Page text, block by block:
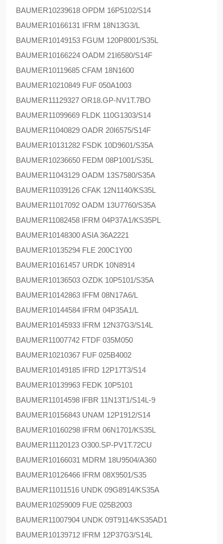
BAUMER10239618 OPDM 16P5102/S14
BAUMER10166131 IFRM 18N13G3/L
BAUMER10149153 FGUM 120P8001/S35L
BAUMER10166224 OADM 21I6580/S14F
BAUMER10119685 CFAM 18N1600
BAUMER10210849 FUF 050A1003
BAUMER11129327 OR18.GP-NV1T.7BO
BAUMER11099669 FLDK 110G1303/S14
BAUMER11040829 OADR 20I6575/S14F
BAUMER10131282 FSDK 10D9601/S35A
BAUMER10236650 FEDM 08P1001/S35L
BAUMER11043129 OADM 13S7580/S35A
BAUMER11039126 CFAK 12N1140/KS35L
BAUMER11017092 OADM 13U7760/S35A
BAUMER11082458 IFRM 04P37A1/KS35PL
BAUMER10148300 ASIA 36A2221
BAUMER10135294 FLE 200C1Y00
BAUMER10161457 URDK 10N8914
BAUMER10136503 OZDK 10P5101/S35A
BAUMER10142863 IFFM 08N17A6/L
BAUMER10144584 IFRM 04P35A1/L
BAUMER10145933 IFRM 12N37G3/S14L
BAUMER11007742 FTDF 035M050
BAUMER10210367 FUF 025B4002
BAUMER10149185 IFRD 12P17T3/S14
BAUMER10139963 FEDK 10P5101
BAUMER11014598 IFBR 11N13T1/S14L-9
BAUMER10156843 UNAM 12P1912/S14
BAUMER10160298 IFRM 06N1701/KS35L
BAUMER11120123 O300.SP-PV1T.72CU
BAUMER10166031 MDRM 18U9504/A360
BAUMER10126466 IFRM 08X9501/S35
BAUMER11011516 UNDK 09G8914/KS35A
BAUMER10259009 FUE 025B2003
BAUMER11007904 UNDK 09T9114/KS35AD1
BAUMER10139712 IFRM 12P37G3/S14L